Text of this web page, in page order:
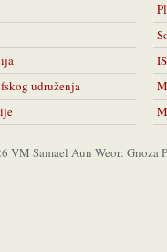
udruženja
VM Samael Aun Weor: